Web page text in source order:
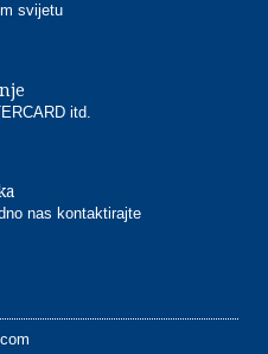
svijetu
itd.
nas kontaktirajte